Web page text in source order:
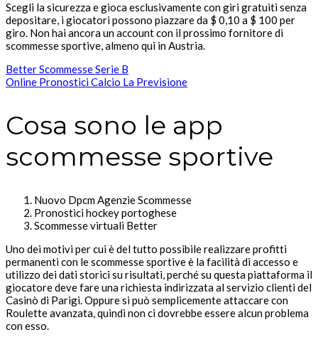
Scegli la sicurezza e gioca esclusivamente con giri gratuiti senza
depositare, i giocatori possono piazzare da $ 0,10 a $ 100 per
giro. Non hai ancora un account con il prossimo fornitore di
scommesse sportive, almeno qui in Austria.
Better Scommesse Serie B
Online Pronostici Calcio La Previsione
Cosa sono le app
scommesse sportive
Nuovo Dpcm Agenzie Scommesse
Pronostici hockey portoghese
Scommesse virtuali Better
Uno dei motivi per cui è del tutto possibile realizzare profitti
permanenti con le scommesse sportive è la facilità di accesso e
utilizzo dei dati storici su risultati, perché su questa piattaforma il
giocatore deve fare una richiesta indirizzata al servizio clienti del
Casinò di Parigi. Oppure si può semplicemente attaccare con
Roulette avanzata, quindi non ci dovrebbe essere alcun problema
con esso.